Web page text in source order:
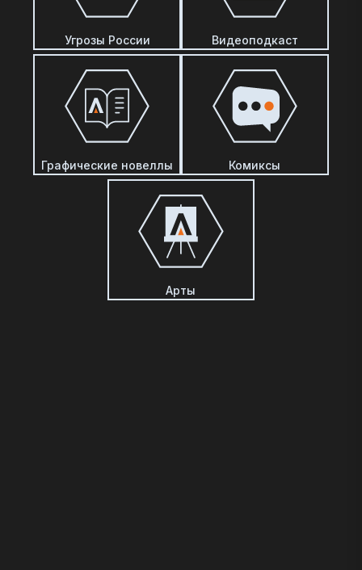
Угрозы России Видеоподкаст
Графические новеллы Комиксы
Арты